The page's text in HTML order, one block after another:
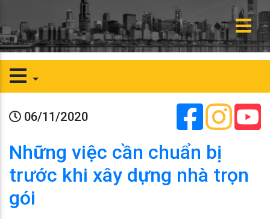
06/11/2020
Những việc cần chuẩn bị
trước khi xây dựng nhà trọn
gói